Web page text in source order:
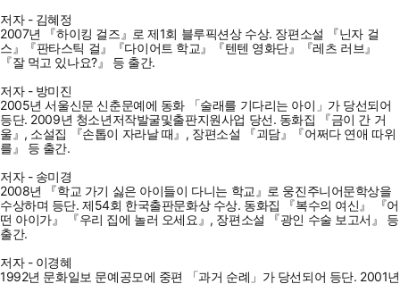
저자 - 김혜정
2007년 『하이킹 걸즈』로 제1회 블루픽션상 수상. 장편소설 『닌자 걸
스』『판타스틱 걸』『다이어트 학교』『텐텐 영화단』『레츠 러브』
『잘 먹고 있나요?』 등 출간.
저자 - 방미진
2005년 서울신문 신춘문예에 동화 「술래를 기다리는 아이」가 당선되어
등단. 2009년 청소년저작발굴및출판지원사업 당선. 동화집 『금이 간 거
울』, 소설집 『손톱이 자라날 때』, 장편소설 『괴담』『어쩌다 연애 따위
를』 등 출간.
저자 - 송미경
2008년 『학교 가기 싫은 아이들이 다니는 학교』로 웅진주니어문학상을
수상하며 등단. 제54회 한국출판문화상 수상. 동화집 『복수의 여신』 『어
떤 아이가』 『우리 집에 놀러 오세요』, 장편소설 『광인 수술 보고서』 등
출간.
저자 - 이경혜
1992년 문화일보 문예공모에 중편 「과거 순례」가 당선되어 등단. 2001년